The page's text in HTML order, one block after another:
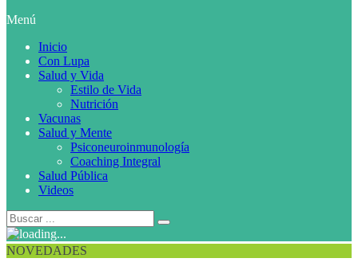
Menú
Inicio
Con Lupa
Salud y Vida
Estilo de Vida
Nutrición
Vacunas
Salud y Mente
Psiconeuroinmunología
Coaching Integral
Salud Pública
Videos
NOVEDADES